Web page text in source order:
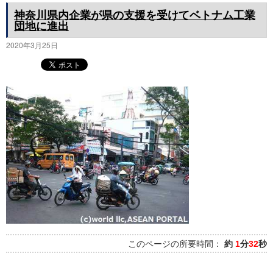
神奈川県内企業が県の支援を受けてベトナム工業
団地に進出
2020年3月25日
このページの所要時間： 約 1分32秒